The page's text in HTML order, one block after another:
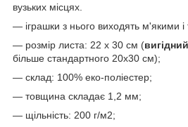
вузьких місцях.
— іграшки з нього виходять м'якими
— розмір листа: 22 х 30 см (
більше стандартного 20х30 см);
— склад: 100% еко-поліестер;
— товщина складає 1,2 мм;
— щільність: 200 г/м2;